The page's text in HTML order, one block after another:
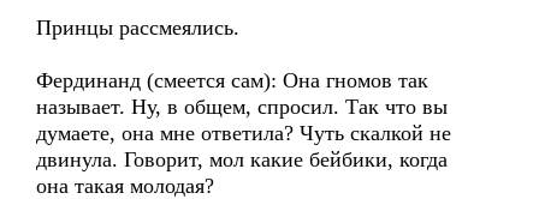
Принцы рассмеялись.
Фердинанд (смеется сам): Она гномов так
называет. Ну, в общем, спросил. Так что вы
думаете, она мне ответила? Чуть скалкой не
двинула. Говорит, мол какие бейбики, когда
она такая молодая?